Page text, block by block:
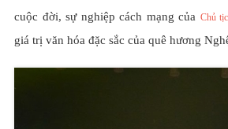
cuộc đời, sự nghiệp cách mạng của Chủ
giá trị văn hóa đặc sắc của quê hương